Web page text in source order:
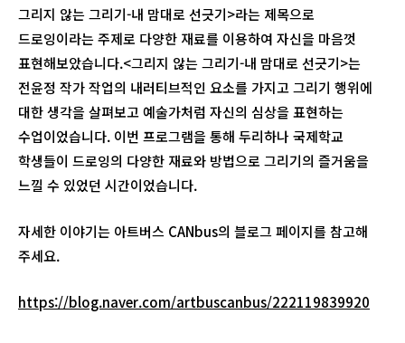
그리지 않는 그리기-내 맘대로 선긋기>라는 제목으로
드로잉이라는 주제로 다양한 재료를 이용하여 자신을 마음껏
표현해보았습니다.<그리지 않는 그리기-내 맘대로 선긋기>는
전윤정 작가 작업의 내러티브적인 요소를 가지고 그리기 행위에
대한 생각을 살펴보고 예술가처럼 자신의 심상을 표현하는
수업이었습니다. 이번 프로그램을 통해 두리하나 국제학교
학생들이 드로잉의 다양한 재료와 방법으로 그리기의 즐거움을
느낄 수 있었던 시간이었습니다.
자세한 이야기는 아트버스 CANbus의 블로그 페이지를 참고해
주세요.
https://blog.naver.com/artbuscanbus/222119839920